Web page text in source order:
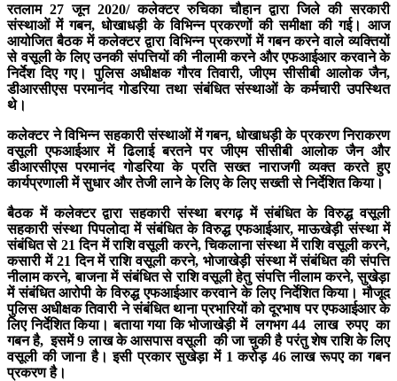
रतलाम 27 जून 2020/ कलेक्टर रुचिका चौहान द्वारा जिले की सरकारी
संस्थाओं में गबन, धोखाधड़ी के विभिन्न प्रकरणों की समीक्षा की गई। आज
आयोजित बैठक में कलेक्टर द्वारा विभिन्न प्रकरणों में गबन करने वाले व्यक्तियों
से वसूली के लिए उनकी संपत्तियों की नीलामी करने और एफआईआर करवाने के
निर्देश दिए गए। पुलिस अधीक्षक गौरव तिवारी, जीएम सीसीबी आलोक जैन,
डीआरसीएस परमानंद गोडरिया तथा संबंधित संस्थाओं के कर्मचारी उपस्थित
थे।
कलेक्टर ने विभिन्न सहकारी संस्थाओं में गबन, धोखाधड़ी के प्रकरण निराकरण
वसूली एफआईआर में ढिलाई बरतने पर जीएम सीसीबी आलोक जैन और
डीआरसीएस परमानंद गोडरिया के प्रति सख्त नाराजगी व्यक्त करते हुए
कार्यप्रणाली में सुधार और तेजी लाने के लिए के लिए सख्ती से निर्देशित किया।
बैठक में कलेक्टर द्वारा सहकारी संस्था बरगढ़ में संबंधित के विरुद्ध वसूली
सहकारी संस्था पिपलोदा में संबंधित के विरुद्ध एफआईआर, माऊखेड़ी संस्था में
संबंधित से 21 दिन में राशि वसूली करने, चिकलाना संस्था में राशि वसूली करने,
कसारी में 21 दिन में राशि वसूली करने, भोजाखेड़ी संस्था में संबंधित की संपत्ति
नीलाम करने, बाजना में संबंधित से राशि वसूली हेतु संपत्ति नीलाम करने, सुखेड़ा
में संबंधित आरोपी के विरुद्ध एफआईआर करवाने के लिए निर्देशित किया। मौजूद
पुलिस अधीक्षक तिवारी ने संबंधित थाना प्रभारियों को दूरभाष पर एफआईआर के
लिए निर्देशित किया। बताया गया कि भोजाखेड़ी में लगभग 44 लाख रुपए का
गबन है, इसमें 9 लाख के आसपास वसूली की जा चुकी है परंतु शेष राशि के लिए
वसूली की जाना है। इसी प्रकार सुखेड़ा में 1 करोड़ 46 लाख रूपए का गबन
प्रकरण है।